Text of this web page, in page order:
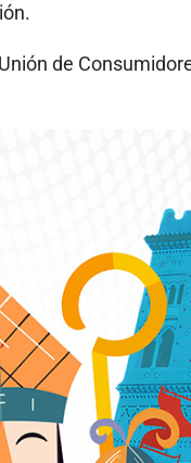
de